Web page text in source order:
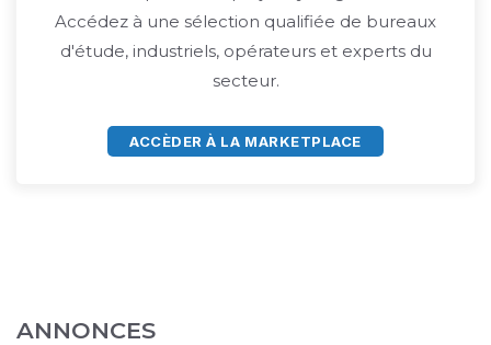
Accédez à une sélection qualifiée de bureaux
d'étude, industriels, opérateurs et experts du
secteur.
ACCÈDER À LA MARKETPLACE
ANNONCES